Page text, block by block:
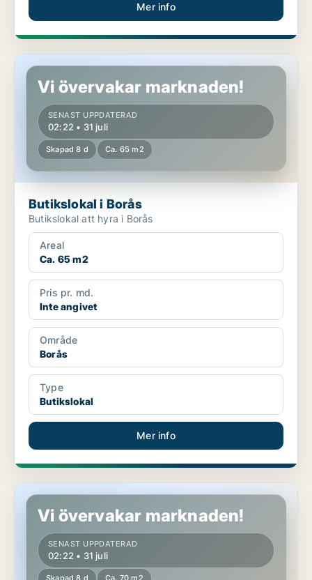
Mer info
Butikslokal i Borås
Vi övervakar marknaden!
SENAST UPPDATERAD
02:22 • 31 juli
Skapad 8 d Ca. 65 m2
Butikslokal i Borås
Butikslokal att hyra i Borås
Areal
Ca. 65 m2
Pris pr. md.
Inte angivet
Område
Borås
Type
Butikslokal
Mer info
Butikslokal i Borås
Vi övervakar marknaden!
SENAST UPPDATERAD
02:22 • 31 juli
Skapad 8 d Ca. 70 m2